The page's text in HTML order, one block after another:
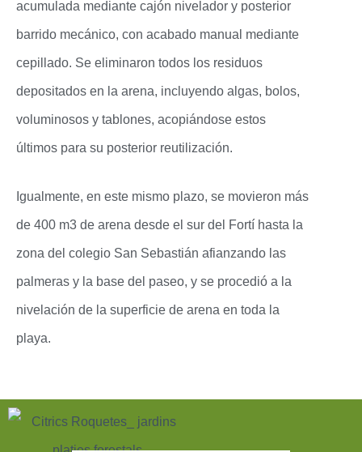
acumulada mediante cajón nivelador y posterior
barrido mecánico, con acabado manual mediante
cepillado. Se eliminaron todos los residuos
depositados en la arena, incluyendo algas, bolos,
voluminosos y tablones, acopiándose estos
últimos para su posterior reutilización.
Igualmente, en este mismo plazo, se movieron más
de 400 m3 de arena desde el sur del Fortí hasta la
zona del colegio San Sebastián afianzando las
palmeras y la base del paseo, y se procedió a la
nivelación de la superficie de arena en toda la
playa.